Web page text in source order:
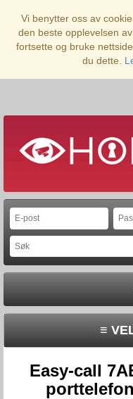
Vi benytter oss av
den beste opplevelsen
fortsette og bruke
du dette.
≡
Easy-call